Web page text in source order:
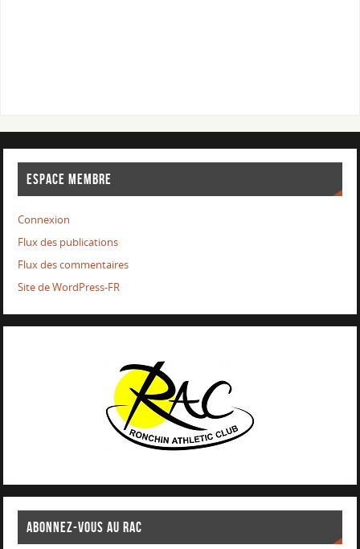
ESPACE MEMBRE
Connexion
Flux des publications
Flux des commentaires
Site de WordPress-FR
ABONNEZ-VOUS AU RAC